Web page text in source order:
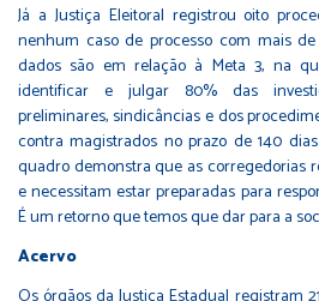
Já a Justiça Eleitoral registrou oito
nenhum caso de processo com mais
dados são em relação à Meta 3, na
identificar e julgar 80% das
preliminares, sindicâncias e dos
contra magistrados no prazo de 140
quadro demonstra que as corregedorias
e necessitam estar preparadas para
É um retorno que temos que dar para a
Acervo